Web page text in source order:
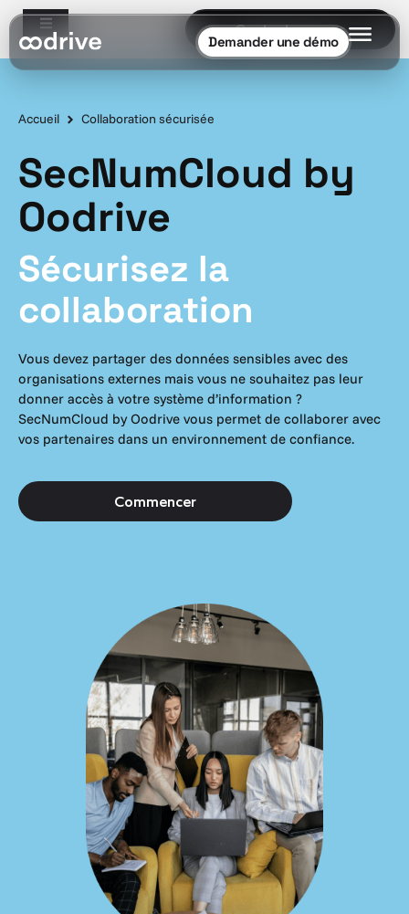
Demander une démo
Contactez-nous
Accueil Collaboration sécurisée
SecNumCloud by
Oodrive
Sécurisez la
collaboration
Vous devez partager des données sensibles avec des
organisations externes mais vous ne souhaitez pas leur
donner accès à votre système d’information ?
SecNumCloud by Oodrive vous permet de collaborer avec
vos partenaires dans un environnement de confiance.
Commencer